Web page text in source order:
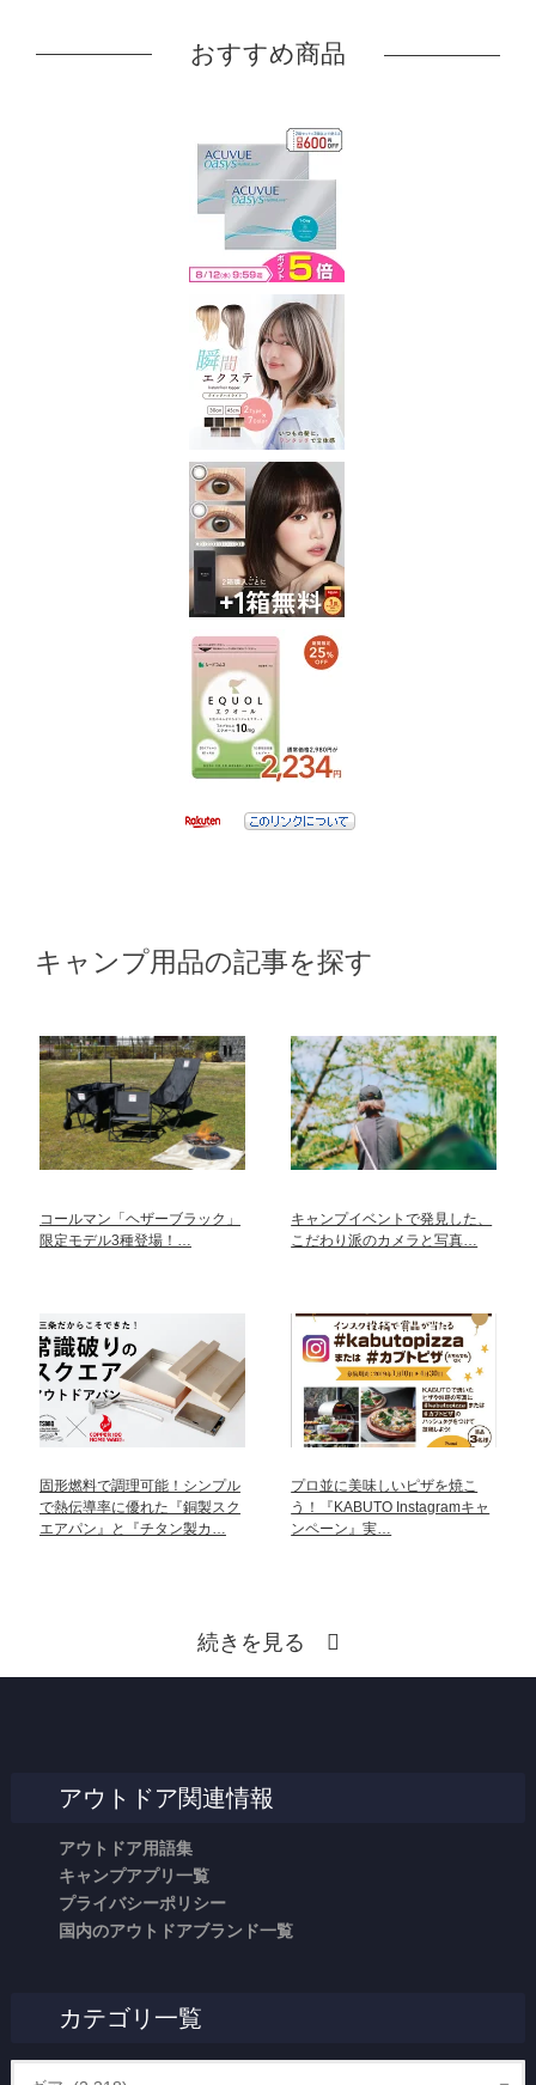
おすすめ商品
キャンプ用品の記事を探す
コールマン「ヘザーブラック」
限定モデル3種登場！…
キャンプイベントで発見した、
こだわり派のカメラと写真…
固形燃料で調理可能！シンプル
で熱伝導率に優れた『銅製スク
エアパン』と『チタン製カ…
プロ並に美味しいピザを焼こ
う！『KABUTO Instagramキャ
ンペーン』実…
続きを見る
アウトドア関連情報
アウトドア用語集
キャンプアプリ一覧
プライバシーポリシー
国内のアウトドアブランド一覧
カテゴリ一覧